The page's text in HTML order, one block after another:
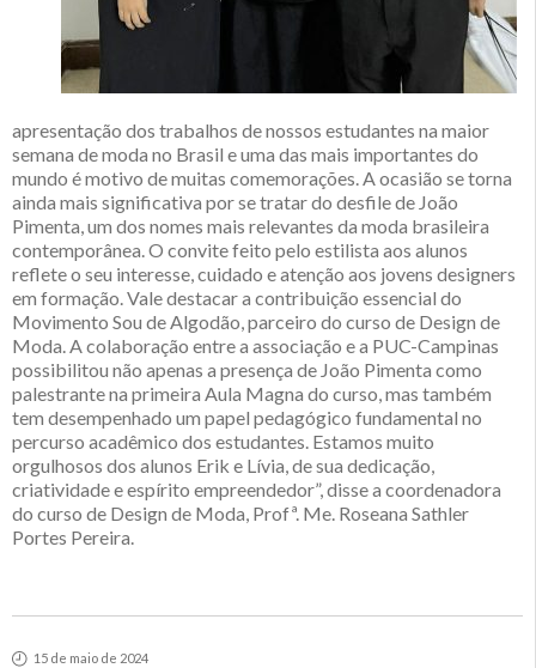
apresentação dos trabalhos de nossos estudantes na maior
semana de moda no Brasil e uma das mais importantes do
mundo é motivo de muitas comemorações. A ocasião se torna
ainda mais significativa por se tratar do desfile de João
Pimenta, um dos nomes mais relevantes da moda brasileira
contemporânea. O convite feito pelo estilista aos alunos
reflete o seu interesse, cuidado e atenção aos jovens designers
em formação. Vale destacar a contribuição essencial do
Movimento Sou de Algodão, parceiro do curso de Design de
Moda. A colaboração entre a associação e a PUC-Campinas
possibilitou não apenas a presença de João Pimenta como
palestrante na primeira Aula Magna do curso, mas também
tem desempenhado um papel pedagógico fundamental no
percurso acadêmico dos estudantes. Estamos muito
orgulhosos dos alunos Erik e Lívia, de sua dedicação,
criatividade e espírito empreendedor”, disse a coordenadora
do curso de Design de Moda, Profª. Me. Roseana Sathler
Portes Pereira.
15 de maio de 2024